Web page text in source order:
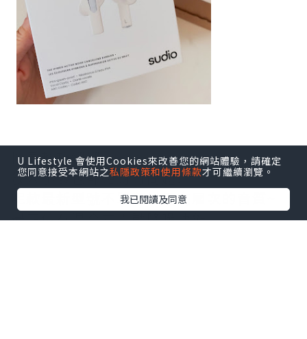
機身輕巧細細~
放入小廢包都絕對冇問題!
呢款最新型號不單配以更高層次的音質~
最正係有混合式主動降噪功能,
U Lifestyle 會使用Cookies來改善您的網站體驗，請確定
您同意接受本網站之私隱政策和使用條款才可繼續瀏覽。
我已閱讀及同意